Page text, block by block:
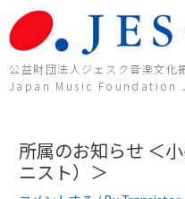
容
を
ス公益財団法人ジェスク音楽文化
Japan Music Foundation
所属のお知らせ ＜
ニスト）＞
投
稿
ナ
ビ
ゲ
ョ
ン